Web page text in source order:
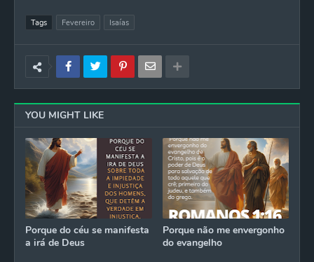
Tags Fevereiro Isaías
YOU MIGHT LIKE
Porque do céu se manifesta
a irá de Deus
Porque não me envergonho
do evangelho